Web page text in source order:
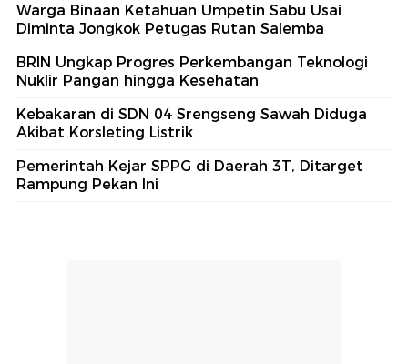
Warga Binaan Ketahuan Umpetin Sabu Usai
Diminta Jongkok Petugas Rutan Salemba
BRIN Ungkap Progres Perkembangan Teknologi
Nuklir Pangan hingga Kesehatan
Kebakaran di SDN 04 Srengseng Sawah Diduga
Akibat Korsleting Listrik
Pemerintah Kejar SPPG di Daerah 3T, Ditarget
Rampung Pekan Ini